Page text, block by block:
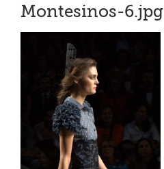
Montesinos-6.jpg